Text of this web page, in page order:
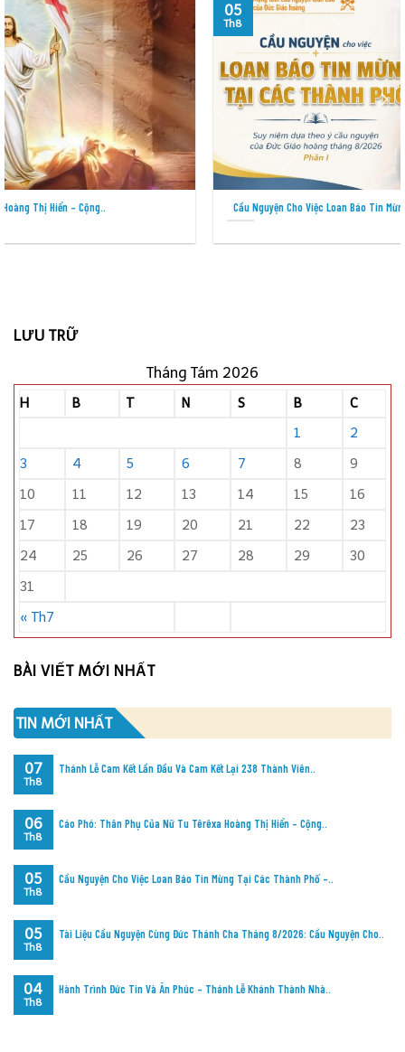
Cầu Nguyện Cho Việc Loan Báo Tin Mừng Tại Các Thành Phố –..
05
Th8
LƯU TRỮ
Tháng Tám 2026
H B T N S B C
« Th7
1
2
3
4 5 6 7 8
9
10
11 12 13 14 15
16
17
18 19 20 21 22
23
24
25 26 27 28 29
30
31
BÀI VIẾT MỚI NHẤT
TIN MỚI NHẤT
Thánh Lễ Cam Kết Lần Đầu Và Cam Kết Lại 238 Thành Viên..
07
Th8
Cáo Phó: Thân Phụ Của Nữ Tu Têrêxa Hoàng Thị Hiển – Cộng..
06
Th8
Cầu Nguyện Cho Việc Loan Báo Tin Mừng Tại Các Thành Phố –..
05
Th8
Tài Liệu Cầu Nguyện Cùng Đức Thánh Cha Tháng 8/2026: Cầu Nguyện Cho..
05
Th8
Hành Trình Đức Tin Và Ân Phúc – Thánh Lễ Khánh Thành Nhà..
04
Th8